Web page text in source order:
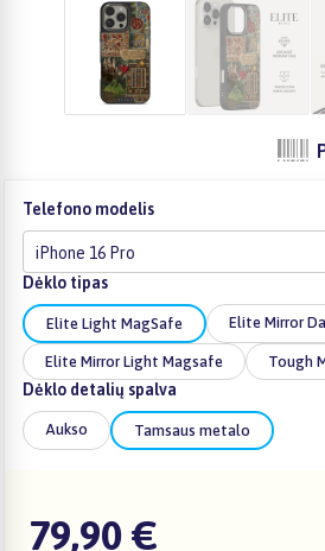
Telefono modelis
iPhone 16 Pro
Dėklo tipas
Elite Light MagSafe Elite Mirror
Elite Mirror Light Magsafe Tough
Dėklo detalių spalva
Aukso Tamsaus metalo
79,90 €